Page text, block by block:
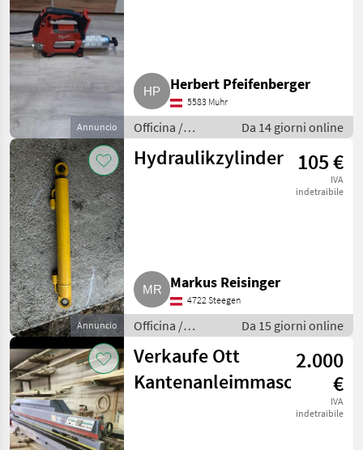
Annuncio
Herbert Pfeifenberger
5583 Muhr
Officina /
Attrezzeria
Da 14 giorni online
Annuncio
Hydraulikzylinder 105 €
IVA
indetraibile
Markus Reisinger
4722 Steegen
Officina /
Attrezzeria
Da 15 giorni online
Verkaufe Ott
Kantenanleimmaschine
2.000
€
IVA
indetraibile